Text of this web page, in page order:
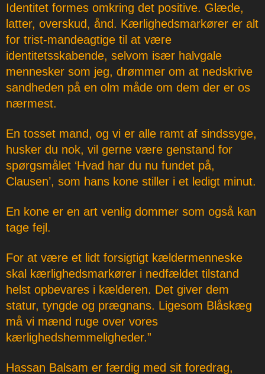
Identitet formes omkring det positive. Glæde,
latter, overskud, ånd. Kærlighedsmarkører er alt
for trist-mandeagtige til at være
identitetsskabende, selvom især halvgale
mennesker som jeg, drømmer om at nedskrive
sandheden på en olm måde om dem der er os
nærmest.
En tosset mand, og vi er alle ramt af sindssyge,
husker du nok, vil gerne være genstand for
spørgsmålet ‘Hvad har du nu fundet på,
Clausen’, som hans kone stiller i et ledigt minut.
En kone er en art venlig dommer som også kan
tage fejl.
For at være et lidt forsigtigt kældermenneske
skal kærlighedsmarkører i nedfældet tilstand
helst opbevares i kælderen. Det giver dem
statur, tyngde og prægnans. Ligesom Blåskæg
må vi mænd ruge over vores
kærlighedshemmeligheder.”
Hassan Balsam er færdig med sit foredrag,